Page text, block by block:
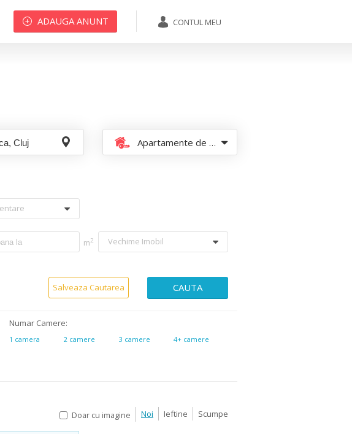
CONTUL MEU
ADAUGA ANUNT
Apartamente de vanzare
m2 Vechime Imobil
Salveaza Cautarea CAUTA
Numar Camere:
1 camera 2 camere 3 camere 4+ camere
Doar cu imagine Noi Ieftine Scumpe